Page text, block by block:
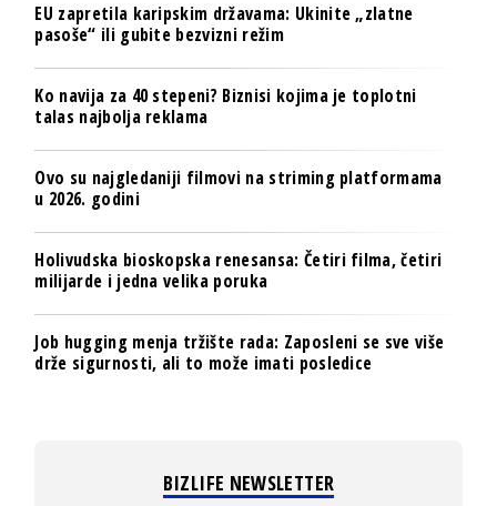
EU zapretila karipskim državama: Ukinite „zlatne
pasoše“ ili gubite bezvizni režim
Ko navija za 40 stepeni? Biznisi kojima je toplotni
talas najbolja reklama
Ovo su najgledaniji filmovi na striming platformama
u 2026. godini
Holivudska bioskopska renesansa: Četiri filma, četiri
milijarde i jedna velika poruka
Job hugging menja tržište rada: Zaposleni se sve više
drže sigurnosti, ali to može imati posledice
BIZLIFE NEWSLETTER